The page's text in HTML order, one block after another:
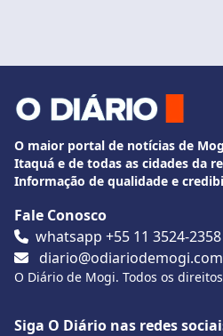
O maior portal de notícias de
Itaquá e de todas as cidades da
Informação de qualidade e
Fale Conosco
whatsapp +55 11 3524-2358
O Diário de Mogi. Todos os
Siga O Diário nas redes